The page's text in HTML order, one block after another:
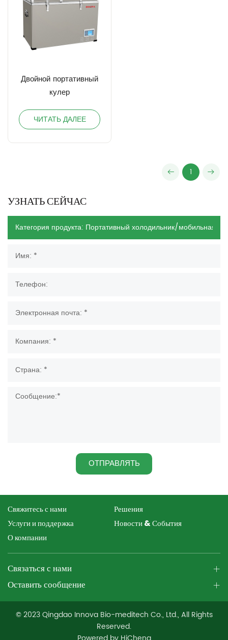
Двойной портативный
кулер
ЧИТАТЬ ДАЛЕЕ
1
УЗНАТЬ СЕЙЧАС
ОТПРАВЛЯТЬ
Свяжитесь с нами
Решения
Услуги и поддержка
Новости & События
О компании
Связаться с нами
Оставить сообщение
© 2023 Qingdao Innova Bio-meditech Co., Ltd., All Rights
Reserved.